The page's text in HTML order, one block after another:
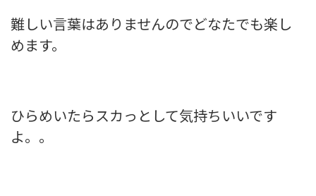
難しい言葉はありませんのでどなたでも楽し
めます。
ひらめいたらスカっとして気持ちいいです
よ。。